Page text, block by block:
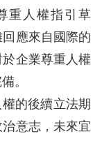
重人權指引草
應來自國際的
企業尊重人權
。
的後續立法期
意志，未來宜